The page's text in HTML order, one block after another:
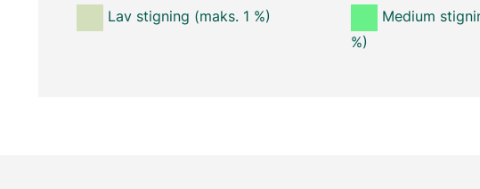
Lav stigning (maks. 1 %)
Medium
%)